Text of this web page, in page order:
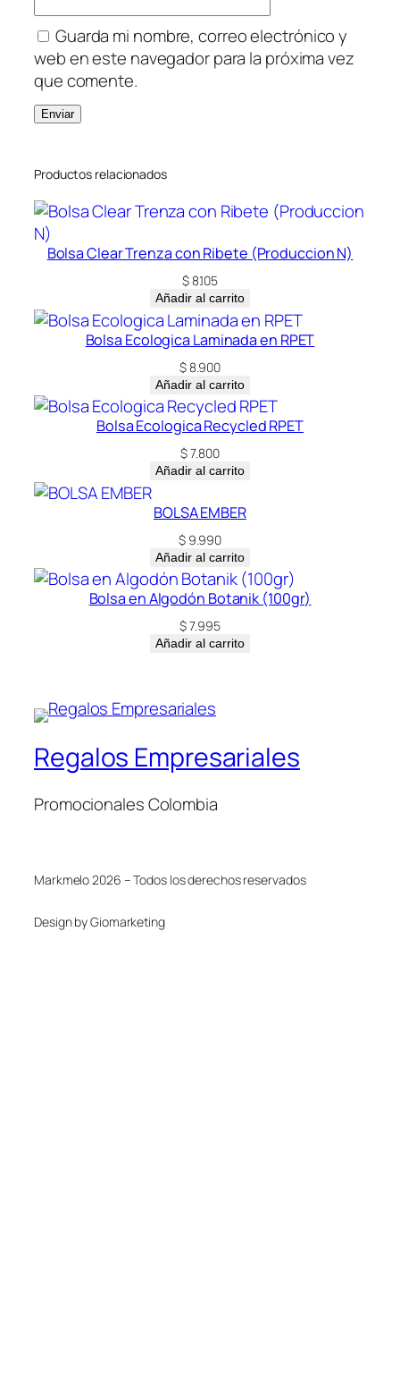
)
c
a
n
t
a
d
Guarda mi nombre, correo electrónico y
web en este navegador para la próxima vez
que comente.
Productos relacionados
Bolsa Clear Trenza con Ribete (Produccion N)
$8.105
Añadir al carrito
Bolsa Ecologica Laminada en RPET
$8.900
Añadir al carrito
Bolsa Ecologica Recycled RPET
$7.800
Añadir al carrito
BOLSA EMBER
$9.990
Añadir al carrito
Bolsa en Algodón Botanik (100gr)
$7.995
Añadir al carrito
Regalos Empresariales
Promocionales Colombia
Markmelo 2026 – Todos los derechos reservados
Design by Giomarketing